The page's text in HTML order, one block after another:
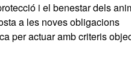
i el benestar dels
a les noves obligacions
per actuar amb criteris